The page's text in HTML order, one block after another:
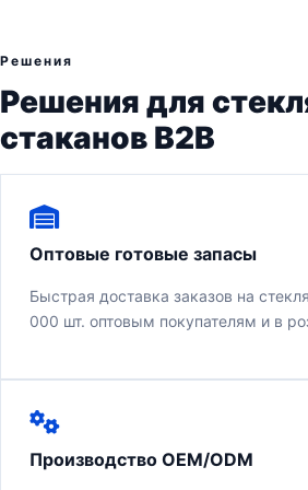
Решения
Решения для
стаканов B2B
Оптовые готовые запасы
Быстрая доставка заказов на
000 шт. оптовым покупателям и в
Производство OEM/ODM